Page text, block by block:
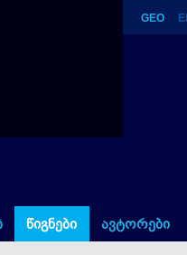
GEO
წიგნები ავტორები